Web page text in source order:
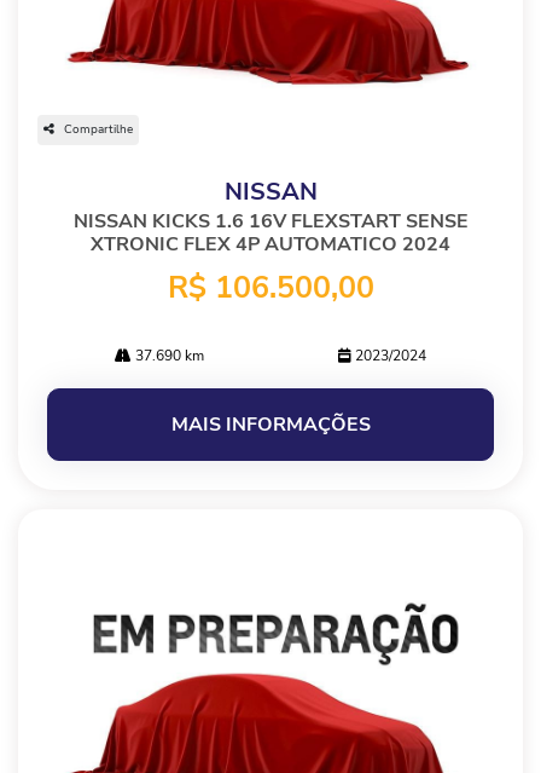
Compartilhe
NISSAN
NISSAN KICKS 1.6 16V FLEXSTART SENSE
XTRONIC FLEX 4P AUTOMATICO 2024
R$ 106.500,00
37.690 km 2023/2024
MAIS INFORMAÇÕES